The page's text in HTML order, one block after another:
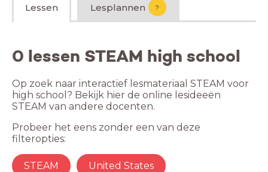
Lessen Lesplannen ?
0 lessen STEAM high school
Op zoek naar interactief lesmateriaal STEAM voor
high school? Bekijk hier de online lesideeën
STEAM van andere docenten.
Probeer het eens zonder een van deze
filteropties:
STEAM United States